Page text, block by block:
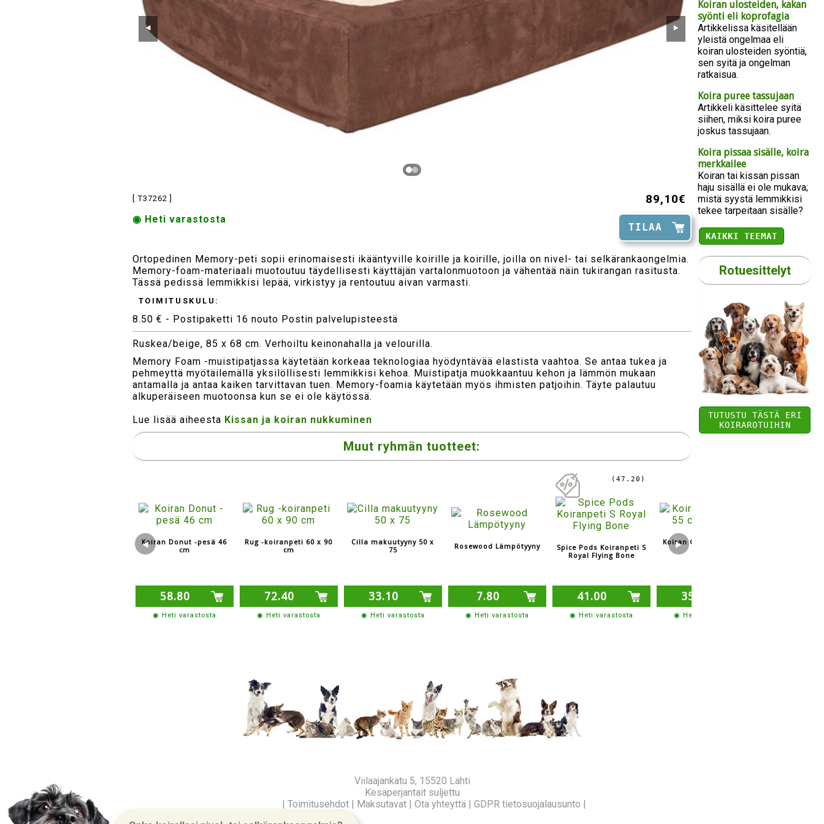
⯇ ⯈
[ T37262 ] 89,10€
TILAA
◉ Heti varastosta
Ortopedinen Memory-peti sopii erinomaisesti ikääntyville koirille ja koirille, joilla on nivel- tai selkärankaongelmia.
Memory-foam-materiaali muotoutuu täydellisesti käyttäjän vartalonmuotoon ja vähentää näin tukirangan rasitusta.
Tässä pedissä lemmikkisi lepää, virkistyy ja rentoutuu aivan varmasti.
TOIMITUSKULU:
8.50 € - Postipaketti 16 nouto Postin palvelupisteestä
Ruskea/beige, 85 x 68 cm. Verhoiltu keinonahalla ja velourilla.
Memory Foam -muistipatjassa käytetään korkeaa teknologiaa hyödyntävää elastista vaahtoa. Se antaa tukea ja
pehmeyttä myötäilemällä yksilöllisesti lemmikkisi kehoa. Muistipatja muokkaantuu kehon ja lämmön mukaan
antamalla ja antaa kaiken tarvittavan tuen. Memory-foamia käytetään myös ihmisten patjoihin. Täyte palautuu
alkuperäiseen muotoonsa kun se ei ole käytössä.
Lue lisää aiheesta Kissan ja koiran nukkuminen
Muut ryhmän tuotteet:
◀
Koiran Donut -pesä 46
cm
58.80
◉ Heti varastosta
Rug -koiranpeti 60 x 90
cm
72.40
◉ Heti varastosta
Cilla makuutyyny 50 x
75
33.10
◉ Heti varastosta
Rosewood Lämpötyyny
7.80
◉ Heti varastosta
(47.20)
Spice Pods Koiranpeti S
Royal Flying Bone
41.00
◉ Heti varastosta
Koiran Oval Bed 55 cm
35.10
◉ Heti varastosta
▶
Koiran ulosteiden, kakan
syönti eli koprofagia
Artikkelissa käsitellään
yleistä ongelmaa eli
koiran ulosteiden syöntiä,
sen syitä ja ongelman
ratkaisua.
Koira puree tassujaan
Artikkeli käsittelee syitä
siihen, miksi koira puree
joskus tassujaan.
Koira pissaa sisälle, koira
merkkailee
Koiran tai kissan pissan
haju sisällä ei ole mukava;
mistä syystä lemmikkisi
tekee tarpeitaan sisälle?
KAIKKI TEEMAT
Rotuesittelyt
TUTUSTU TÄSTÄ ERI
KOIRAROTUIHIN
Viilaajankatu 5, 15520 Lahti
Kesäperjantait suljettu
| Toimitusehdot| Maksutavat| Ota yhteyttä| GDPR tietosuojalausunto |